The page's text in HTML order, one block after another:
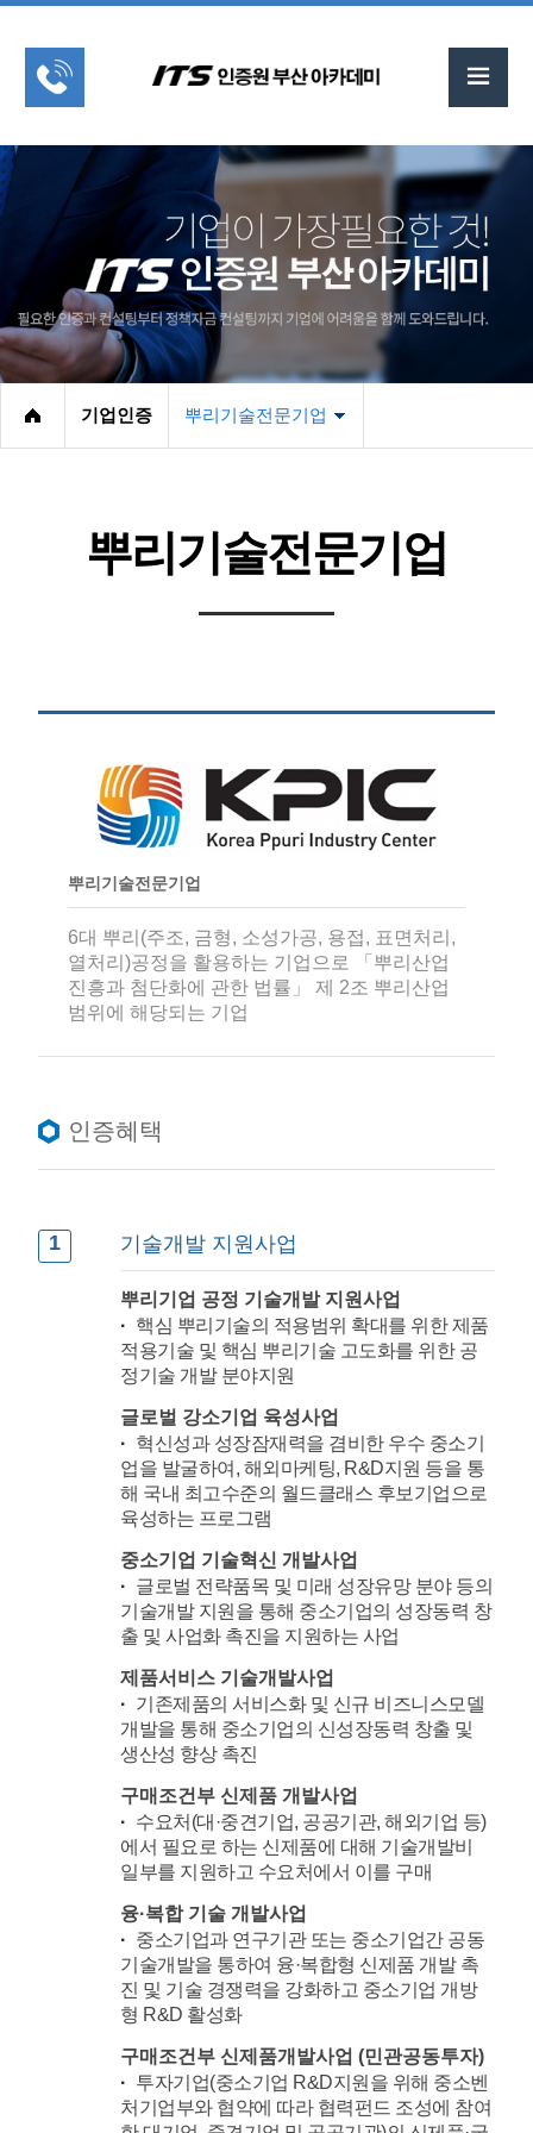
기업인증 뿌리기술전문기업
뿌리기술전문기업
뿌리기술전문기업
6대 뿌리(주조, 금형, 소성가공, 용접, 표면처리,
열처리)공정을 활용하는 기업으로 「뿌리산업
진흥과 첨단화에 관한 법률」 제 2조 뿌리산업
범위에 해당되는 기업
인증혜택
1 기술개발 지원사업
뿌리기업 공정 기술개발 지원사업
핵심 뿌리기술의 적용범위 확대를 위한 제품
적용기술 및 핵심 뿌리기술 고도화를 위한 공
정기술 개발 분야지원
글로벌 강소기업 육성사업
혁신성과 성장잠재력을 겸비한 우수 중소기
업을 발굴하여, 해외마케팅, R&D지원 등을 통
해 국내 최고수준의 월드클래스 후보기업으로
육성하는 프로그램
중소기업 기술혁신 개발사업
글로벌 전략품목 및 미래 성장유망 분야 등의
기술개발 지원을 통해 중소기업의 성장동력 창
출 및 사업화 촉진을 지원하는 사업
제품서비스 기술개발사업
기존제품의 서비스화 및 신규 비즈니스모델
개발을 통해 중소기업의 신성장동력 창출 및
생산성 향상 촉진
구매조건부 신제품 개발사업
수요처(대·중견기업, 공공기관, 해외기업 등)
에서 필요로 하는 신제품에 대해 기술개발비
일부를 지원하고 수요처에서 이를 구매
융·복합 기술 개발사업
중소기업과 연구기관 또는 중소기업간 공동
기술개발을 통하여 융·복합형 신제품 개발 촉
진 및 기술 경쟁력을 강화하고 중소기업 개방
형 R&D 활성화
구매조건부 신제품개발사업 (민관공동투자)
투자기업(중소기업 R&D지원을 위해 중소벤
처기업부와 협약에 따라 협력펀드 조성에 참여